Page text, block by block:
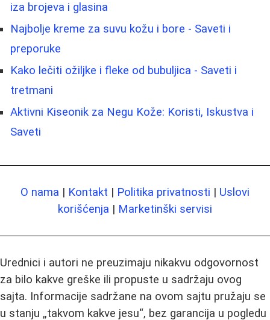
iza brojeva i glasina
Najbolje kreme za suvu kožu i bore - Saveti i
preporuke
Kako lečiti ožiljke i fleke od bubuljica - Saveti i
tretmani
Aktivni Kiseonik za Negu Kože: Koristi, Iskustva i
Saveti
O nama | Kontakt | Politika privatnosti | Uslovi
korišćenja | Marketinški servisi
Urednici i autori ne preuzimaju nikakvu odgovornost
za bilo kakve greške ili propuste u sadržaju ovog
sajta. Informacije sadržane na ovom sajtu pružaju se
u stanju „takvom kakve jesu“, bez garancija u pogledu